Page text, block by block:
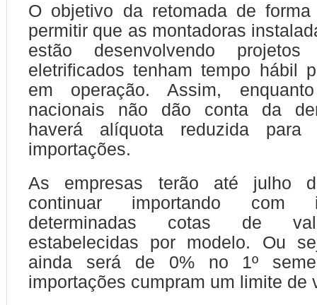
O objetivo da retomada de
permitir que as montadoras
estão desenvolvendo
eletrificados tenham tempo hábil
em operação. Assim,
nacionais não dão conta da
haverá alíquota reduzida para
importações.
As empresas terão até julho
continuar importando com
determinadas cotas de
estabelecidas por modelo. Ou
ainda será de 0% no 1º
importações cumpram um limite de